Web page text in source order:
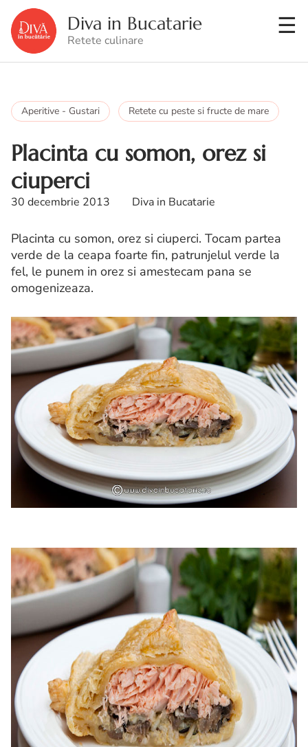
Diva in Bucatarie
Retete culinare
Aperitive - Gustari Retete cu peste si fructe de mare
Placinta cu somon, orez si
ciuperci
30 decembrie 2013 Diva in Bucatarie
Placinta cu somon, orez si ciuperci. Tocam partea
verde de la ceapa foarte fin, patrunjelul verde la
fel, le punem in orez si amestecam pana se
omogenizeaza.